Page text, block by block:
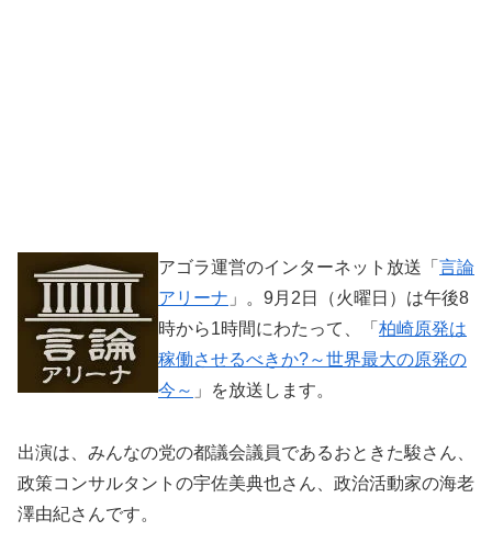
アゴラ運営のインターネット放送「 言論
アリーナ 」。9月2日（火曜日）は午後8
時から1時間にわたって、「 柏崎原発は
稼働させるべきか?～世界最大の原発の
今～ 」を放送します。
出演は、みんなの党の都議会議員であるおときた駿さん、
政策コンサルタントの宇佐美典也さん、政治活動家の海老
澤由紀さんです。